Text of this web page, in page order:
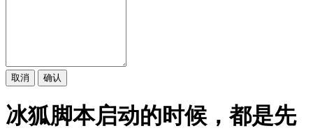
取消 确认
冰狐脚本启动的时候，都是先